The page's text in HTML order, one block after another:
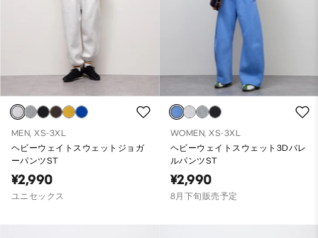
MEN, XS-3XL
ヘビーウェイトスウェットジョガ
ーパンツST
¥2,990
ユニセックス
WOMEN, XS-3XL
ヘビーウェイトスウェット3Dバレ
ルパンツST
¥2,990
8月下旬販売予定